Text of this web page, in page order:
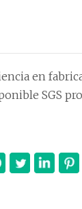
en
SGS